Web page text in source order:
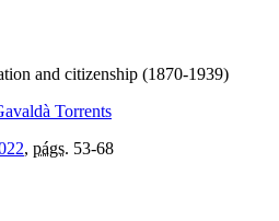
and citizenship (1870-1939)
Torrents
, págs. 53-68